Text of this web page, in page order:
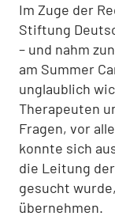
Im Zuge der
Stiftung
– und nahm
am Summer
unglaublich
Therapeuten
Fragen, vor
konnte sich
die Leitung der
gesucht
übernehmen.